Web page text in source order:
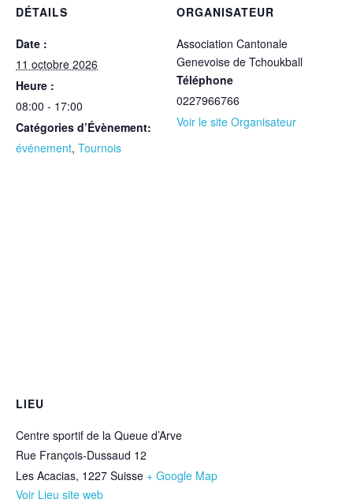
DÉTAILS
Date :
11 octobre 2026
Heure :
08:00 - 17:00
Catégories d’Évènement:
événement, Tournois
ORGANISATEUR
Association Cantonale
Genevoise de Tchoukball
Téléphone
0227966766
Voir le site Organisateur
LIEU
Centre sportif de la Queue d’Arve
Rue François-Dussaud 12
Les Acacias, 1227 Suisse + Google Map
Voir Lieu site web